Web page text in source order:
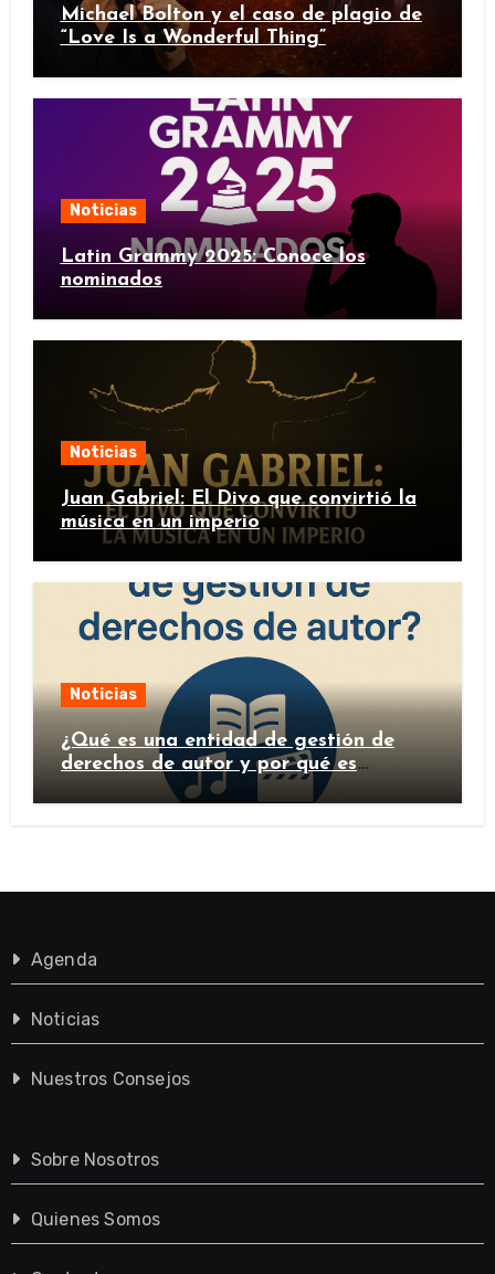
Michael Bolton y el caso de plagio de
“Love Is a Wonderful Thing”
Noticias
Latin Grammy 2025: Conoce los
nominados
Noticias
Juan Gabriel: El Divo que convirtió la
música en un imperio
Noticias
¿Qué es una entidad de gestión de
derechos de autor y por qué es
importante?
Agenda
Noticias
Nuestros Consejos
Sobre Nosotros
Quienes Somos